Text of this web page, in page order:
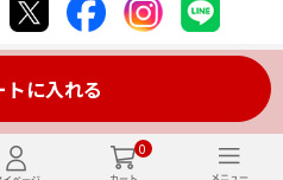
0
トに入れる
Co.,Ltd. All Rights Reserved.